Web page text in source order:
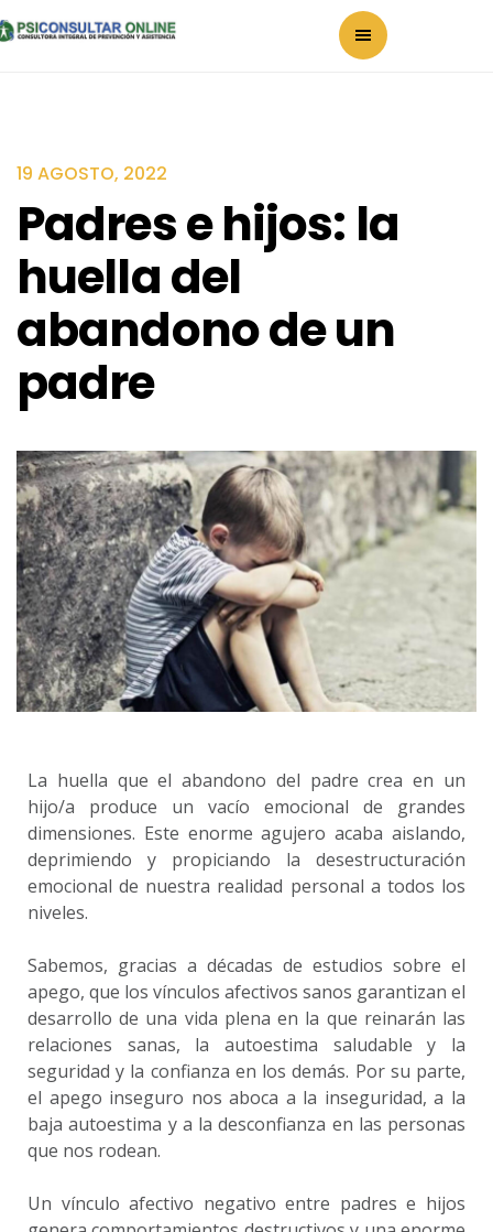
19 AGOSTO, 2022
Padres e hijos: la
huella del
abandono de un
padre
La huella que el abandono del padre crea en un
hijo/a produce un vacío emocional de grandes
dimensiones. Este enorme agujero acaba aislando,
deprimiendo y propiciando la desestructuración
emocional de nuestra realidad personal a todos los
niveles.
Sabemos, gracias a décadas de estudios sobre el
apego, que los vínculos afectivos sanos garantizan el
desarrollo de una vida plena en la que reinarán las
relaciones sanas, la autoestima saludable y la
seguridad y la confianza en los demás. Por su parte,
el apego inseguro nos aboca a la inseguridad, a la
baja autoestima y a la desconfianza en las personas
que nos rodean.
Un vínculo afectivo negativo entre padres e hijos